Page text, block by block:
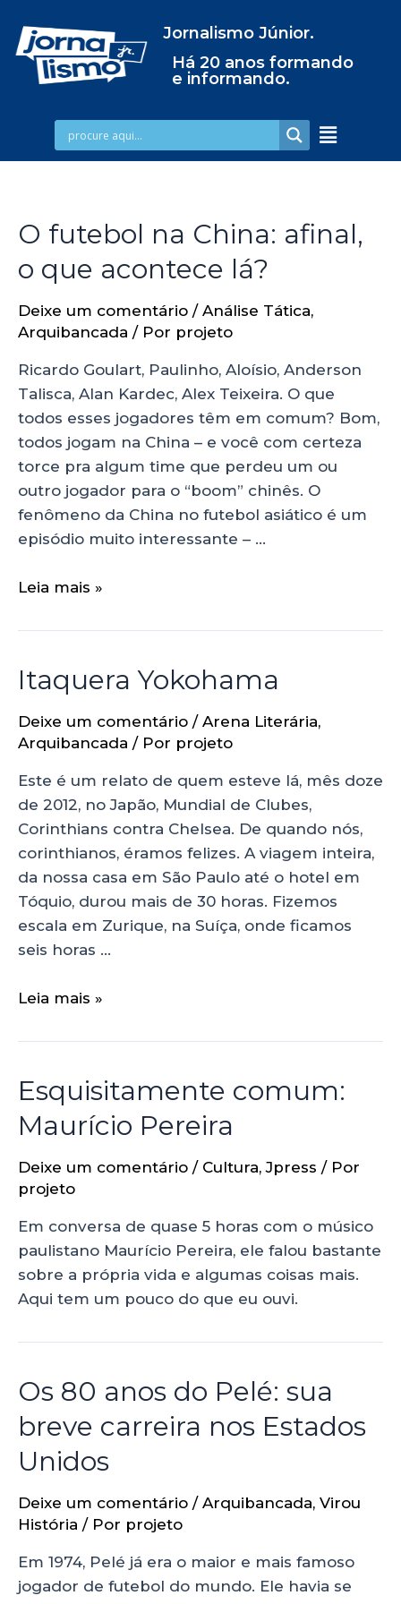
Jornalismo Júnior.
Há 20 anos formando
e informando.
O futebol na China: afinal,
o que acontece lá?
Deixe um comentário / Análise Tática,
Arquibancada / Por projeto
Ricardo Goulart, Paulinho, Aloísio, Anderson
Talisca, Alan Kardec, Alex Teixeira. O que
todos esses jogadores têm em comum? Bom,
todos jogam na China – e você com certeza
torce pra algum time que perdeu um ou
outro jogador para o “boom” chinês. O
fenômeno da China no futebol asiático é um
episódio muito interessante – …
Leia mais »
Itaquera Yokohama
Deixe um comentário / Arena Literária,
Arquibancada / Por projeto
Este é um relato de quem esteve lá, mês doze
de 2012, no Japão, Mundial de Clubes,
Corinthians contra Chelsea. De quando nós,
corinthianos, éramos felizes. A viagem inteira,
da nossa casa em São Paulo até o hotel em
Tóquio, durou mais de 30 horas. Fizemos
escala em Zurique, na Suíça, onde ficamos
seis horas …
Leia mais »
Esquisitamente comum:
Maurício Pereira
Deixe um comentário / Cultura,Jpress / Por
projeto
Em conversa de quase 5 horas com o músico
paulistano Maurício Pereira, ele falou bastante
sobre a própria vida e algumas coisas mais.
Aqui tem um pouco do que eu ouvi.
Os 80 anos do Pelé: sua
breve carreira nos Estados
Unidos
Deixe um comentário / Arquibancada, Virou
História / Por projeto
Em 1974, Pelé já era o maior e mais famoso
jogador de futebol do mundo. Ele havia se